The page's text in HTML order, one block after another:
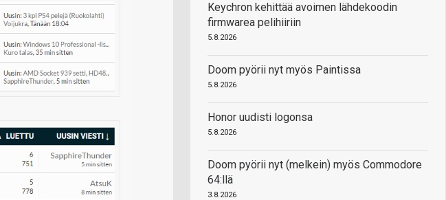
Keychron kehittää avoimen lähdekoodin
firmwarea pelihiiriin
5.8.2026
Doom pyörii nyt myös Paintissa
5.8.2026
Honor uudisti logonsa
5.8.2026
Doom pyörii nyt (melkein) myös Commodore
64:llä
3.8.2026